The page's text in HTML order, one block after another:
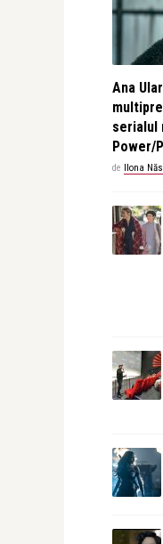
Ana
serialul
Power/
de Ilona